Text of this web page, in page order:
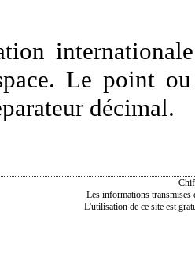
Le point
décimal.
Les informations transmises
L'utilisation de ce site est